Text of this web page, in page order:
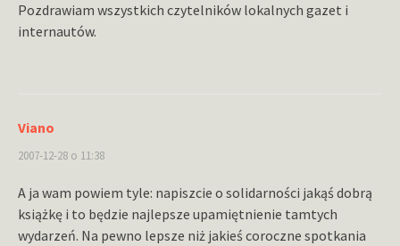
Pozdrawiam wszystkich czytelników lokalnych gazet i
internautów.
Viano
2007-12-28 o 11:38
A ja wam powiem tyle: napiszcie o solidarności jakąś dobrą
książkę i to będzie najlepsze upamiętnienie tamtych
wydarzeń. Na pewno lepsze niż jakieś coroczne spotkania